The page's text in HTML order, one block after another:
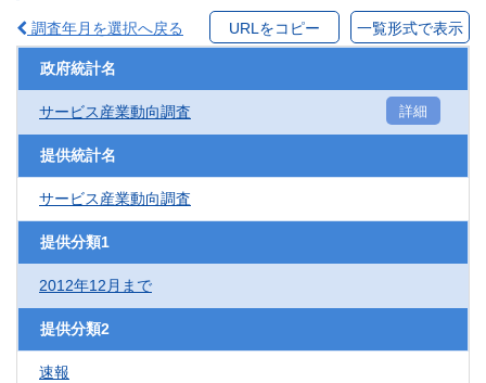
調査年月を選択へ戻る URLをコピー 一覧形式で表示
政府統計名
サービス産業動向調査 詳細
提供統計名
サービス産業動向調査
提供分類1
2012年12月まで
提供分類2
速報